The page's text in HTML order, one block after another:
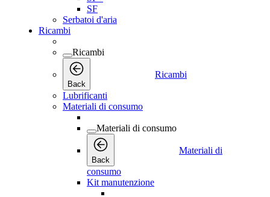
SF
Serbatoi d'aria
Ricambi
Ricambi
Back
Ricambi
Lubrificanti
Materiali di consumo
Materiali di consumo
Back
Materiali di
consumo
Kit manutenzione